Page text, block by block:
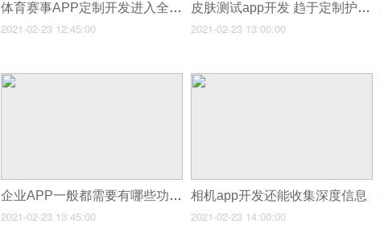
体育赛事APP定制开发进入全民互动时代
2021-02-23 12:45:00
皮肤测试app开发 趋于定制护肤
2021-02-23 13:00:00
企业APP一般都需要有哪些功能？开发成本多少钱？
2021-02-23 13:45:00
相机app开发还能收集深度信息
2021-02-23 14:00:00